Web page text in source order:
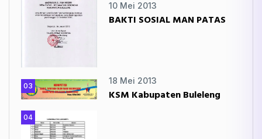
10 Mei 2013
BAKTI SOSIAL MAN PATAS
03
18 Mei 2013
KSM Kabupaten Buleleng
04